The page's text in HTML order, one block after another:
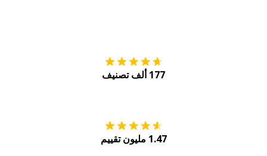
177 ألف تصنيف
1.47 مليون تقييم